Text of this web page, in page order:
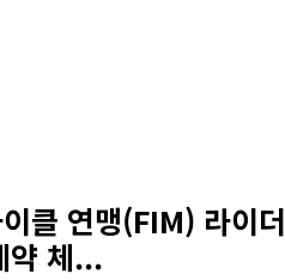
클 연맹(FIM) 라이더
약 체...